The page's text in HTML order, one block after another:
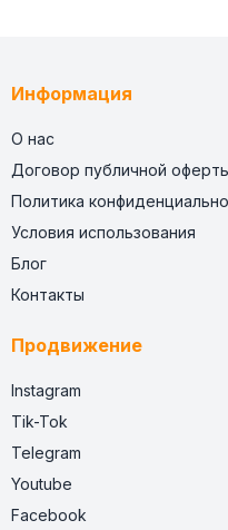
Информация
О нас
Договор публичной
Политика
Условия использования
Блог
Контакты
Продвижение
Instagram
Tik-Tok
Telegram
Youtube
Facebook